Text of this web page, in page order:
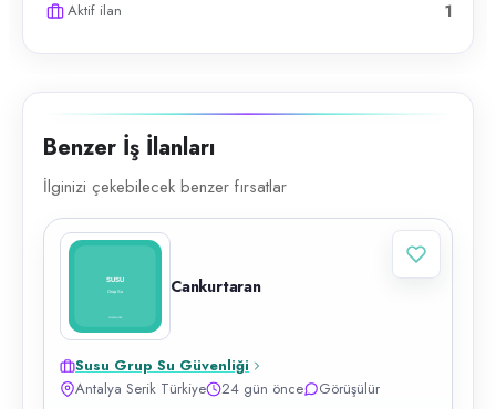
Aktif ilan 1
Benzer İş İlanları
İlginizi çekebilecek benzer fırsatlar
Cankurtaran
Susu Grup Su Güvenliği
Antalya Serik Türkiye
24 gün önce Görüşülür